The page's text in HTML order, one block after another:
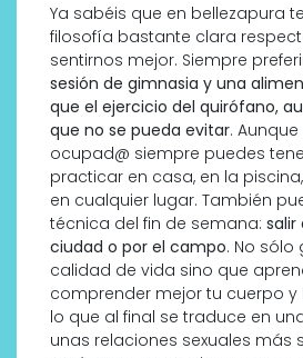
Ya sabéis que en bellezapura
filosofía bastante clara
sentirnos mejor. Siempre
sesión de gimnasia y una
que el ejercicio del quirófano,
que no se pueda evitar.
ocupad@ siempre puedes
practicar en casa, en la
en cualquier lugar. También
técnica del fin de semana: salir
ciudad o por el campo. No sólo
calidad de vida sino que
comprender mejor tu cuerpo y
lo que al final se traduce en
unas relaciones sexuales más